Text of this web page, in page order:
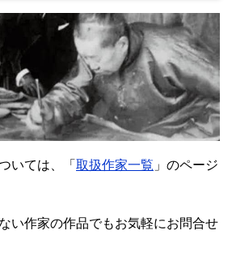
いては、「 取扱作家一覧 」のページ
い作家の作品でもお気軽にお問合せ